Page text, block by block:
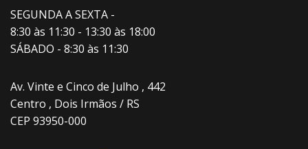
SEGUNDA A SEXTA -
8:30 às 11:30 - 13:30 às 18:00
SÁBADO - 8:30 às 11:30
Av. Vinte e Cinco de Julho , 442
Centro , Dois Irmãos / RS
CEP 93950-000